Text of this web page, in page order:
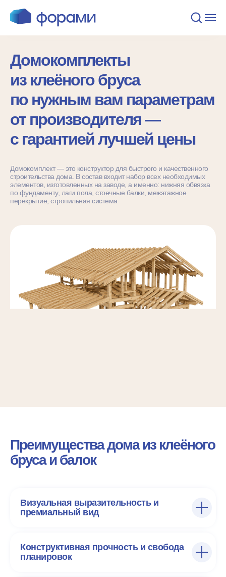
Домокомплекты
из клеёного бруса
по нужным вам параметрам
от производителя —
с гарантией лучшей цены
Домокомплект — это конструктор для быстрого и качественного
строительства дома. В состав входит набор всех необходимых
элементов, изготовленных на заводе, а именно: нижняя обвязка
по фундаменту, лаги пола, стоечные балки, межэтажное
перекрытие, стропильная система
Преимущества дома из клеёного
бруса и балок
Визуальная выразительность и
премиальный вид
Конструктивная прочность и свобода
планировок